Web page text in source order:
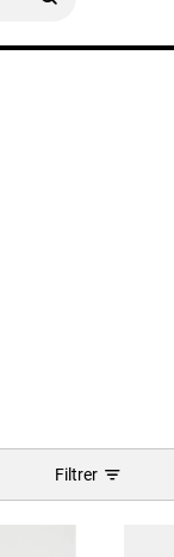
Filtrer